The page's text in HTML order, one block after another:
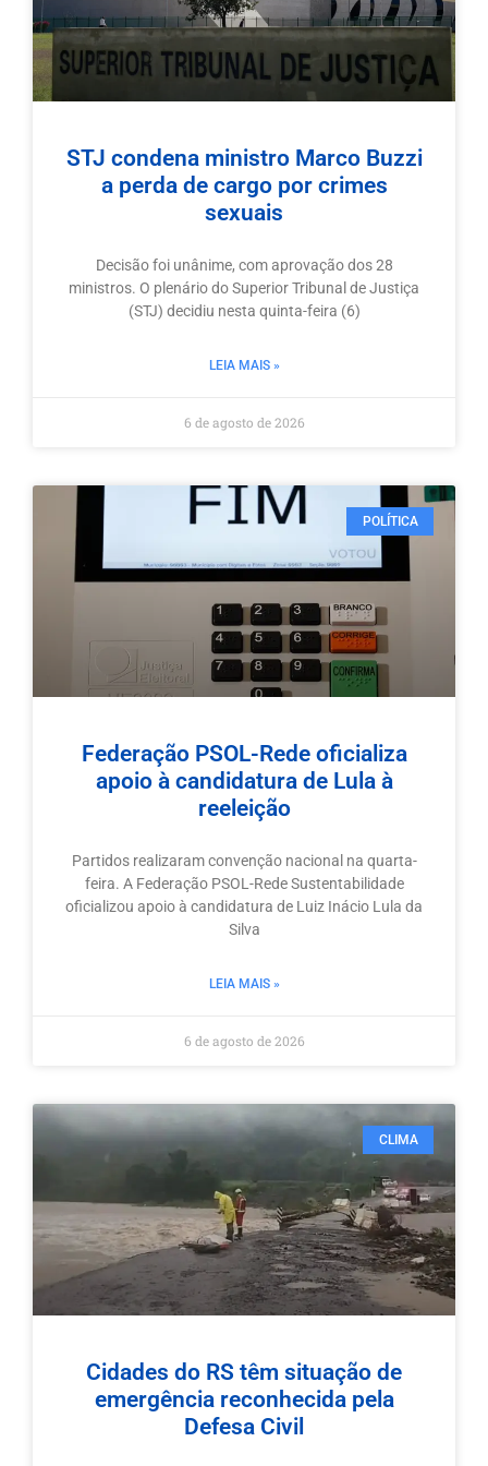
STJ condena ministro Marco Buzzi
a perda de cargo por crimes
sexuais
Decisão foi unânime, com aprovação dos 28
ministros. O plenário do Superior Tribunal de Justiça
(STJ) decidiu nesta quinta-feira (6)
LEIA MAIS »
6 de agosto de 2026
POLÍTICA
Federação PSOL-Rede oficializa
apoio à candidatura de Lula à
reeleição
Partidos realizaram convenção nacional na quarta-
feira. A Federação PSOL-Rede Sustentabilidade
oficializou apoio à candidatura de Luiz Inácio Lula da
Silva
LEIA MAIS »
6 de agosto de 2026
CLIMA
Cidades do RS têm situação de
emergência reconhecida pela
Defesa Civil